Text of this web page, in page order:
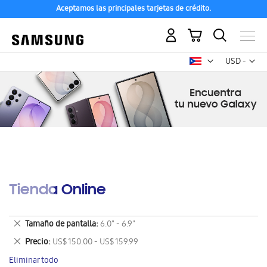
Aceptamos las principales tarjetas de crédito.
USD -
dólar
Mi carrito
Tienda Online
Tamaño de pantalla 6.0" - 6.9"
Eliminar
este
artículo
Precio US$ 150.00 - US$ 159.99
Eliminar
este
Eliminar todo